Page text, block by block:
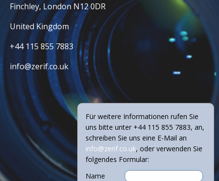
Finchley, London N12 0DR
United Kingdom
+44 115 855 7883
info@zerif.co.uk
Für weitere Informationen rufen Sie
uns bitte unter +44 115 855 7883, an,
schreiben Sie uns eine E-Mail an
info@zerif.co.uk, oder verwenden Sie
folgendes Formular:
Name